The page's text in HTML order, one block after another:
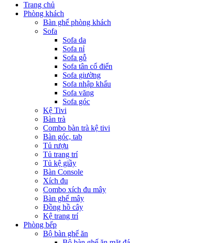
Trang chủ
Phòng khách
Bàn ghế phòng khách
Sofa
Sofa da
Sofa nỉ
Sofa gỗ
Sofa tân cổ điển
Sofa giường
Sofa nhập khẩu
Sofa văng
Sofa góc
Kệ Tivi
Bàn trà
Combo bàn trà kệ tivi
Bàn góc, tab
Tủ rượu
Tủ trang trí
Tủ kệ giầy
Bàn Console
Xích đu
Combo xích đu mây
Bàn ghế mây
Đồng hồ cây
Kệ trang trí
Phòng bếp
Bộ bàn ghế ăn